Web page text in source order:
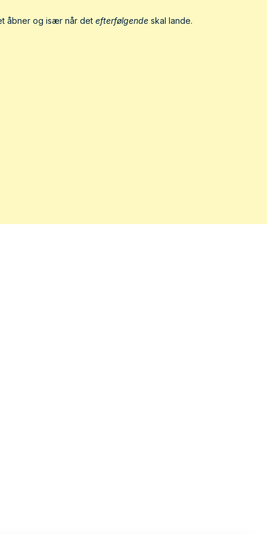
åbner og især når det efterfølgende skal lande.